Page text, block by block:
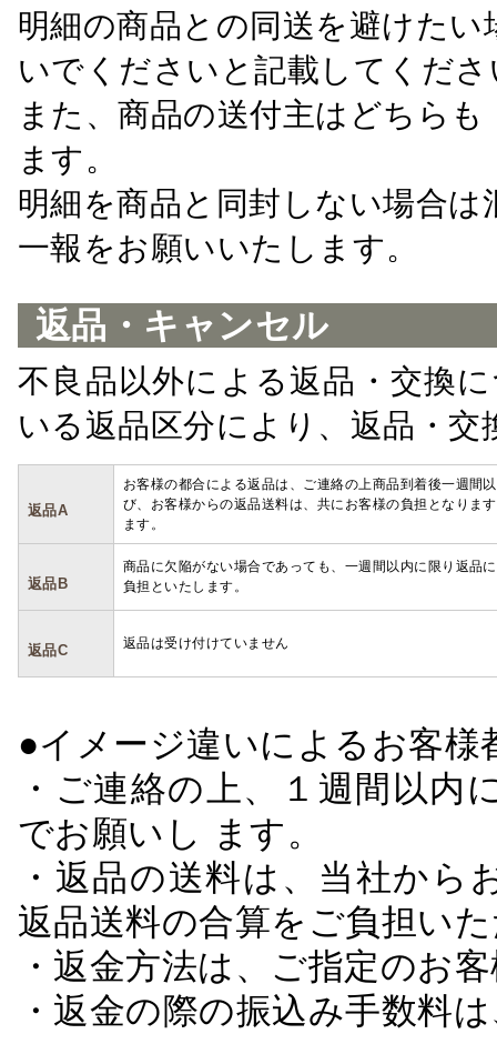
明細の商品との同送を避けた
いでくださいと記載してくださ
また、商品の送付主はどちら
ます。
明細を商品と同封しない場合
一報をお願いいたします。
返品・キャンセル
不良品以外による返品・交換
いる返品区分により、返品・
返品A
お客様の都合による返品は、ご連絡の上商品到着後一週間
び、お客様からの返品送料は、共にお客様の負担となりま
ます。
返品B
商品に欠陥がない場合であっても、一週間以内に限り返品
負担といたします。
返品C 返品は受け付けていません
●イメージ違いによるお客
・ご連絡の上、１週間以
でお願いし ます。
・返品の送料は、当社か
返品送料の合算をご負担い
・返金方法は、ご指定のお
・返金の際の振込み手数料